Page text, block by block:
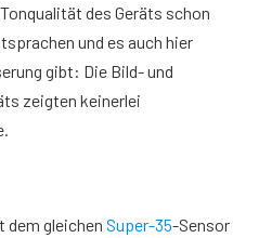
des Geräts schon
und es auch hier
gibt: Die Bild- und
zeigten keinerlei
dem gleichen Super-35-Sensor